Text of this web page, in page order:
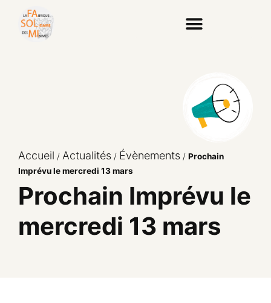
Accueil / Actualités / Évènements / Prochain
Imprévu le mercredi 13 mars
Prochain Imprévu le
mercredi 13 mars